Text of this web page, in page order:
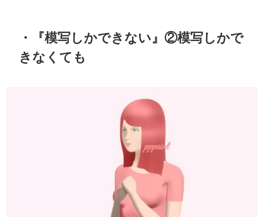
・『模写しかできない』②模写しかで
きなくても